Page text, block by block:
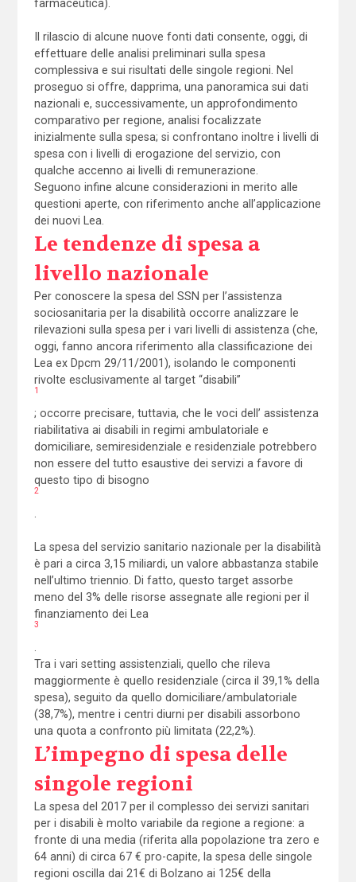
farmaceutica).
Il rilascio di alcune nuove fonti dati consente, oggi, di
effettuare delle analisi preliminari sulla spesa
complessiva e sui risultati delle singole regioni. Nel
proseguo si offre, dapprima, una panoramica sui dati
nazionali e, successivamente, un approfondimento
comparativo per regione, analisi focalizzate
inizialmente sulla spesa; si confrontano inoltre i livelli di
spesa con i livelli di erogazione del servizio, con
qualche accenno ai livelli di remunerazione.
Seguono infine alcune considerazioni in merito alle
questioni aperte, con riferimento anche all’applicazione
dei nuovi Lea.
Le tendenze di spesa a
livello nazionale
Per conoscere la spesa del SSN per l’assistenza
sociosanitaria per la disabilità occorre analizzare le
rilevazioni sulla spesa per i vari livelli di assistenza (che,
oggi, fanno ancora riferimento alla classificazione dei
Lea ex Dpcm 29/11/2001), isolando le componenti
rivolte esclusivamente al target “disabili”
1
; occorre precisare, tuttavia, che le voci dell’ assistenza
riabilitativa ai disabili in regimi ambulatoriale e
domiciliare, semiresidenziale e residenziale potrebbero
non essere del tutto esaustive dei servizi a favore di
questo tipo di bisogno
2
La spesa del servizio sanitario nazionale per la disabilità
è pari a circa 3,15 miliardi, un valore abbastanza stabile
nell’ultimo triennio. Di fatto, questo target assorbe
meno del 3% delle risorse assegnate alle regioni per il
finanziamento dei Lea
3
Tra i vari setting assistenziali, quello che rileva
maggiormente è quello residenziale (circa il 39,1% della
spesa), seguito da quello domiciliare/ambulatoriale
(38,7%), mentre i centri diurni per disabili assorbono
una quota a confronto più limitata (22,2%).
L’impegno di spesa delle
singole regioni
La spesa del 2017 per il complesso dei servizi sanitari
per i disabili è molto variabile da regione a regione: a
fronte di una media (riferita alla popolazione tra zero e
64 anni) di circa 67 € pro-capite, la spesa delle singole
regioni oscilla dai 21€ di Bolzano ai 125€ della